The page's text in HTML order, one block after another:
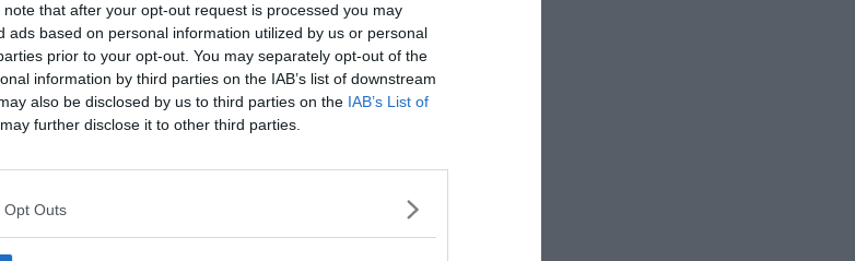
that after your opt-out request is processed you may
ads based on personal information utilized by us or personal
prior to your opt-out. You may separately opt-out of the
information by third parties on the IAB’s list of downstream
also be disclosed by us to third parties on the IAB’s List of
further disclose it to other third parties.
Opt Outs